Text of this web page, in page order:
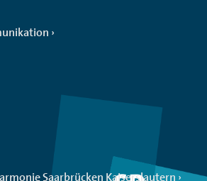
Saarbrücken Kaiserslautern